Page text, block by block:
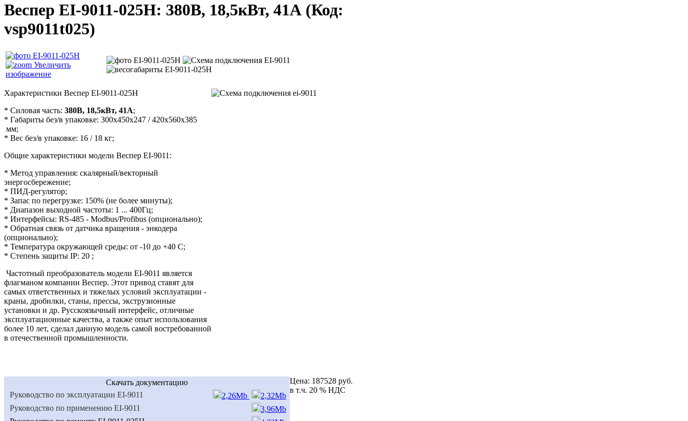
Веспер ЕI-9011-025Н: 380В, 18,5кВт, 41А (Код:
vsp9011t025)
Увеличить
изображение
Характеристики Веспер ЕI-9011-025Н
* Силовая часть: 380В, 18,5кВт, 41А;
* Габариты без/в упаковке: 300х450х247 / 420х560х385
мм;
* Вес без/в упаковке: 16 / 18 кг;
Общие характеристики модели Веспер ЕI-9011:
* Метод управления: скалярный/векторный
энергосбережение;
* ПИД-регулятор;
* Запас по перегрузке: 150% (не более минуты);
* Диапазон выходной частоты: 1 ... 400Гц;
* Интерфейсы: RS-485 - Modbus/Profibus (опционально);
* Обратная связь от датчика вращения - энкодера
(опционально);
* Температура окружающей среды: от -10 до +40 С;
* Степень защиты IP: 20 ;
Частотный преобразователь модели ЕI-9011 является
флагманом компании Веспер. Этот привод ставят для
самых ответственных и тяжелых условий эксплуатации -
краны, дробилки, станы, прессы, экструзионные
установки и др. Русскоязычный интерфейс, отличные
эксплуатационные качества, а также опыт использования
более 10 лет, сделал данную модель самой востребованной
в отечественной промышленности.
Скачать документацию
Руководство по эксплуатации ЕI-9011
2,26Mb
2,32Mb
Руководство по применению ЕI-9011
3,96Mb
Цена: 187528 руб.
в т.ч. 20 % НДС